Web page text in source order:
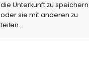
die Unterkunft zu speichern
oder sie mit anderen zu
teilen.